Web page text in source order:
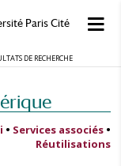
Paris Cité
DE RECHERCHE
• Services associés •
Réutilisations